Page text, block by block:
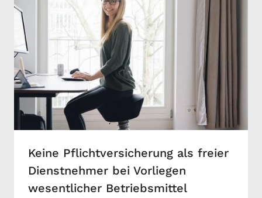
Keine Pflichtversicherung als freier
Dienstnehmer bei Vorliegen
wesentlicher Betriebsmittel